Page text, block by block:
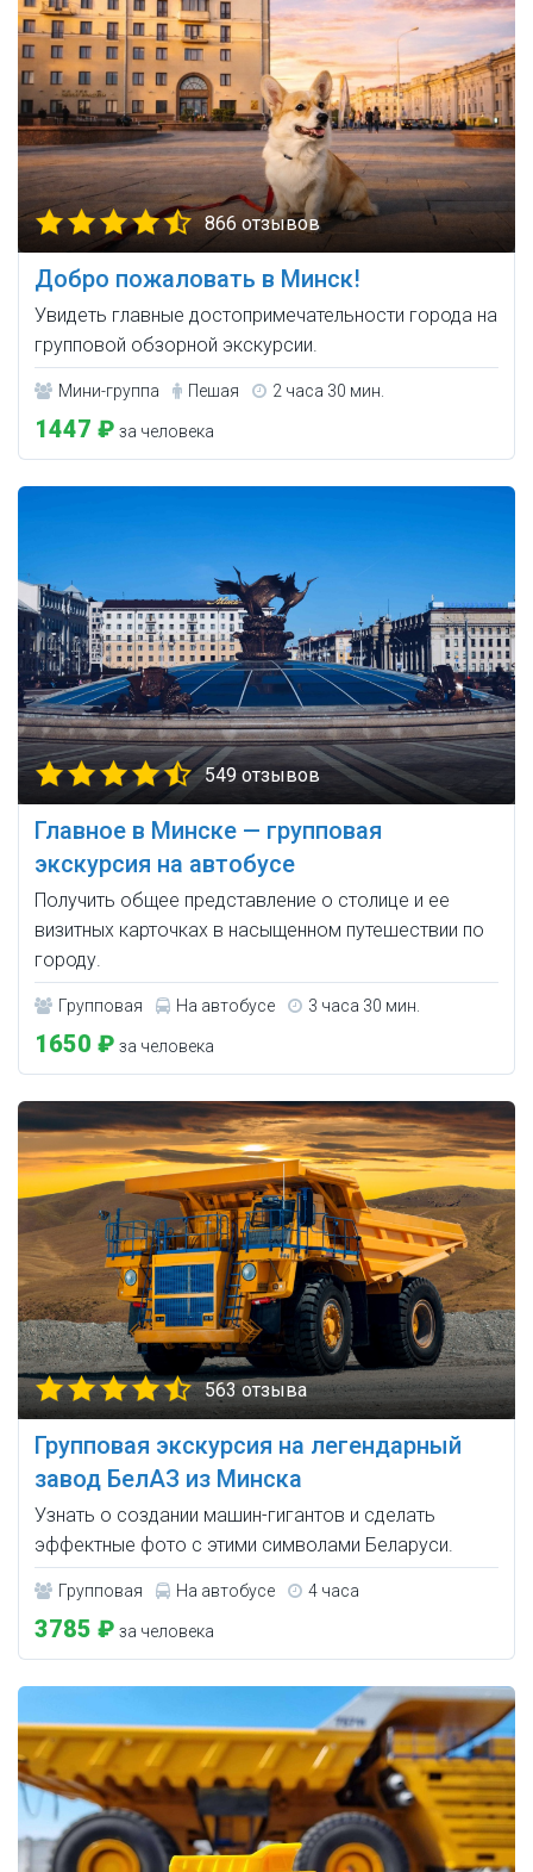
866 отзывов
Добро пожаловать в Минск!
Увидеть главные достопримечательности города на
групповой обзорной экскурсии.
Мини-группа Пешая 2 часа 30 мин.
1447 ₽ за человека
549 отзывов
Главное в Минске — групповая
экскурсия на автобусе
Получить общее представление о столице и ее
визитных карточках в насыщенном путешествии по
городу.
Групповая На автобусе 3 часа 30 мин.
1650 ₽ за человека
563 отзыва
Групповая экскурсия на легендарный
завод БелАЗ из Минска
Узнать о создании машин-гигантов и сделать
эффектные фото с этими символами Беларуси.
Групповая На автобусе 4 часа
3785 ₽ за человека